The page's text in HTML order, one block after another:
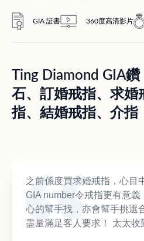
GIA 証書 360度高清影片
Ting Diamond GIA鑽
石、訂婚戒指、求婚
指、結婚戒指、介指
之前係度買求婚戒指，心目
GIA number令戒指更有意
心的幫手找，亦會幫手挑選
盡量滿足客人要求！ 太太收